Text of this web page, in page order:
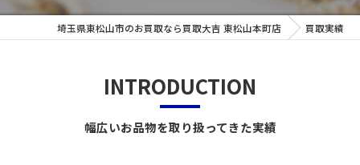
埼玉県東松山市のお買取なら買取大吉 東松山本町店 買取実績
INTRODUCTION
幅広いお品物を取り扱ってきた実績